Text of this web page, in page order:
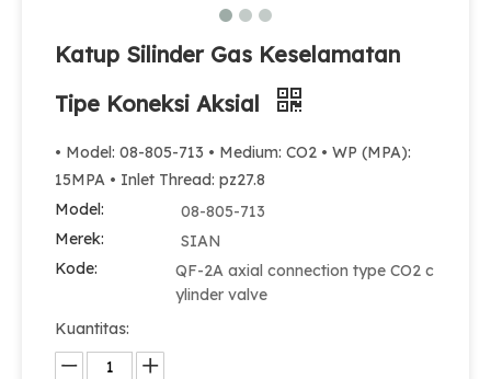
Katup Silinder Gas Keselamatan
Tipe Koneksi Aksial
• Model: 08-805-713 • Medium: CO2 • WP (MPA):
15MPA • Inlet Thread: pz27.8
Model:
08-805-713
Merek:
SIAN
Kode:
QF-2A axial connection type CO2 c
ylinder valve
Kuantitas: